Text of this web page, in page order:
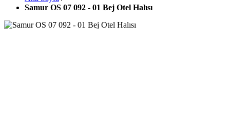
Samur OS 07 092 - 01 Bej Otel Halısı